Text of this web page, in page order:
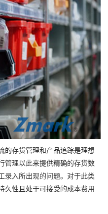
的存货管理和产品追踪是理想
管理以此来提供精确的存货数
录入所出现的问题。对于此类
久性且处于可接受的成本费用